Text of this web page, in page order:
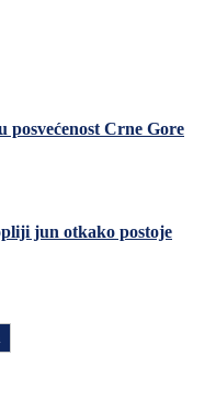
Crne Gore
jun otkako postoje